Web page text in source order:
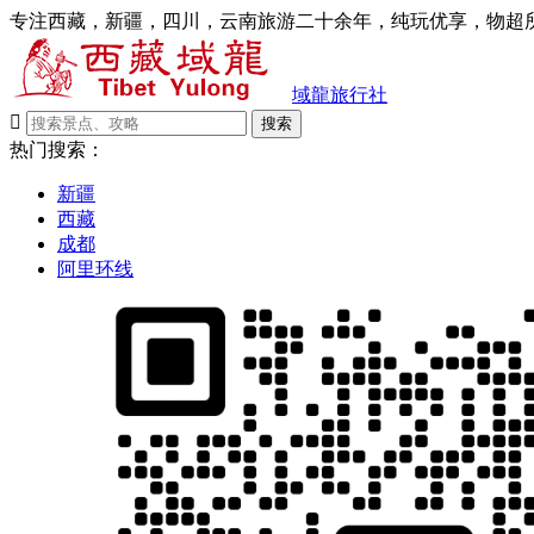
专注西藏，新疆，四川，云南旅游二十余年，纯玩优享，物超
域龍旅行社

搜索
热门搜索：
新疆
西藏
成都
阿里环线